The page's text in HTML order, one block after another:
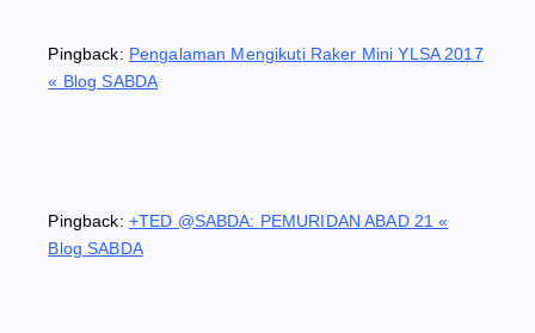
Pingback: Pengalaman Mengikuti Raker Mini YLSA 2017
« Blog SABDA
Pingback: +TED @SABDA: PEMURIDAN ABAD 21 «
Blog SABDA